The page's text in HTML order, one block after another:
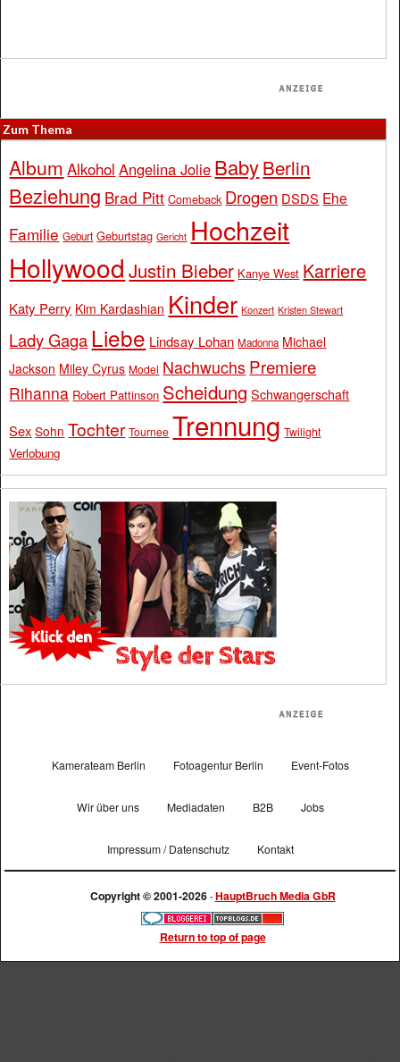
Zum Thema
Album Alkohol Angelina Jolie BabyBerlin
Beziehung Brad Pitt Comeback Drogen DSDS Ehe
Familie Geburt Geburtstag Gericht Hochzeit
Hollywood Justin Bieber Kanye West Karriere
Katy Perry Kim Kardashian Kinder Konzert Kristen Stewart
Lady Gaga Liebe Lindsay Lohan Madonna Michael
Jackson Miley Cyrus Model Nachwuchs Premiere
Rihanna Robert Pattinson Scheidung Schwangerschaft
Sex Sohn Tochter Tournee Trennung Twilight
Verlobung
Kamerateam Berlin Fotoagentur Berlin Event-Fotos
Wir über uns Mediadaten B2B Jobs
Impressum / Datenschutz Kontakt
Copyright © 2001-2026 ·HauptBruch Media GbR
Return to top of page